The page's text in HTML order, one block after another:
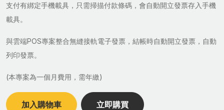
支付有綁定手機載具，只需掃描付款條碼，會自動開立發票存入手機
載具。
與雲端POS專案整合無縫接軌電子發票，結帳時自動開立發票，自動
列印發票。
(本專案為一個月費用，需年繳)
加入購物車 立即購買